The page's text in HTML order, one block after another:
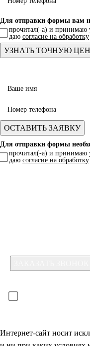
Для отправки формы вам
прочитал(-а) и принимаю
даю согласие на обработку
Для отправки формы
прочитал(-а) и принимаю
даю согласие на обработку
Интернет-сайт носит